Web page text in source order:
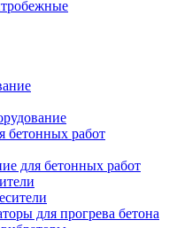
бетонных работ
для бетонных работ
для прогрева бетона